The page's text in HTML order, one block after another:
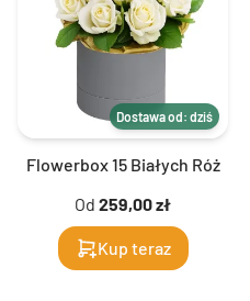
Dostawa od: dziś
Flowerbox 15 Białych Róż
Od 259,00 zł
Kup teraz